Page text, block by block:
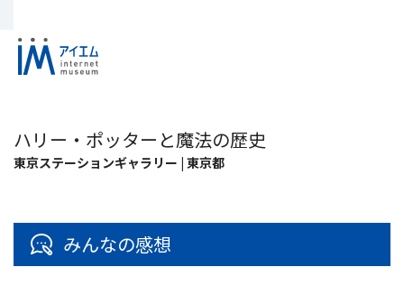
ハリー・ポッターと魔法の歴史
東京ステーションギャラリー | 東京都
みんなの感想